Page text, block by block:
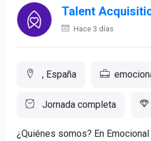
Talent
Hace 3 días
, España
Jornada completa
¿Quiénes somos? En